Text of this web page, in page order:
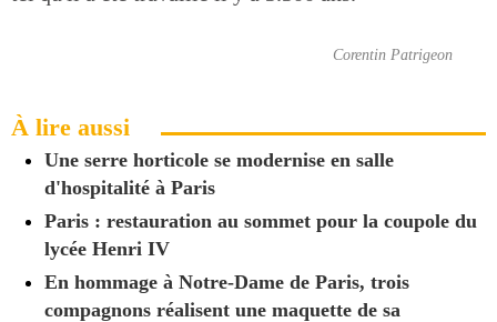
Corentin Patrigeon
À lire aussi
Une serre horticole se modernise en salle
d'hospitalité à Paris
Paris : restauration au sommet pour la coupole du
lycée Henri IV
En hommage à Notre-Dame de Paris, trois
compagnons réalisent une maquette de sa